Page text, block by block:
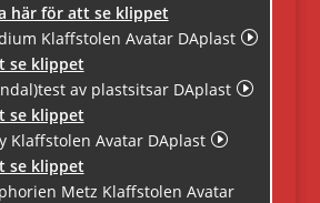
här för att se klippet
Klaffstolen Avatar DAplast I
se klippet
av plastsitsar DAplast I
se klippet
Klaffstolen Avatar DAplast I
se klippet
Metz Klaffstolen Avatar